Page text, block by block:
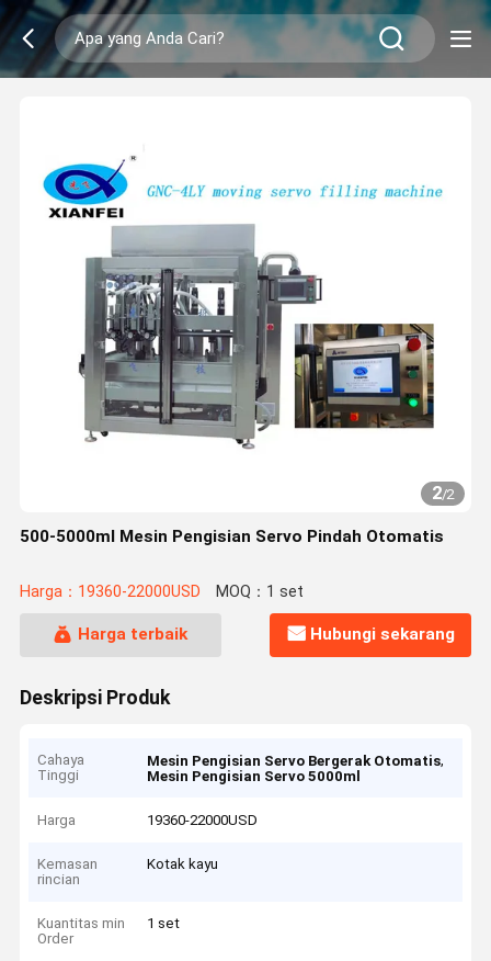
2/2
500-5000ml Mesin Pengisian Servo Pindah Otomatis
Harga：19360-22000USD MOQ：1 set
Harga terbaik Hubungi sekarang
Deskripsi Produk
Cahaya
Tinggi
Mesin Pengisian Servo Bergerak Otomatis,
Mesin Pengisian Servo 5000ml
Harga 19360-22000USD
Kemasan
rincian
Kotak kayu
Kuantitas min
Order
1 set